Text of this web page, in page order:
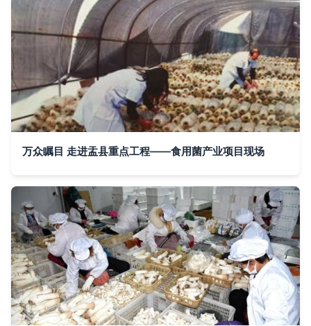
万众瞩目 走进盂县重点工程——食用菌产业项目现场